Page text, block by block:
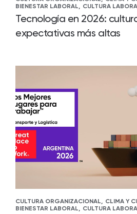
BIENESTAR LABORAL, CULTURA
Tecnología en 2026:
expectativas más altas
CULTURA ORGANIZACIONAL, CLIMA Y
BIENESTAR LABORAL, CULTURA